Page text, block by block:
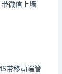
微信上墙
带移动端管